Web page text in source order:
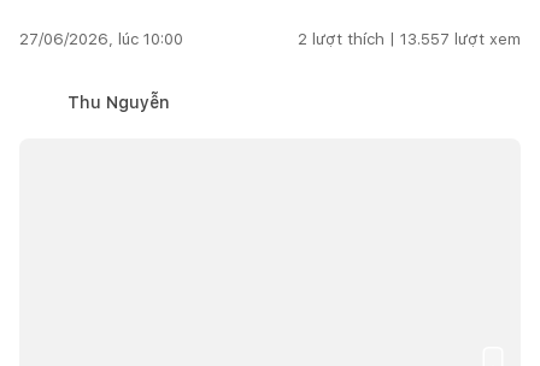
27/06/2026, lúc 10:00 2 lượt thích | 13.557 lượt xem
Thu Nguyễn